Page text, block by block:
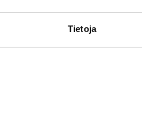
Tietoja
eli Iso-
Britanniassa.
paljastuu myös,